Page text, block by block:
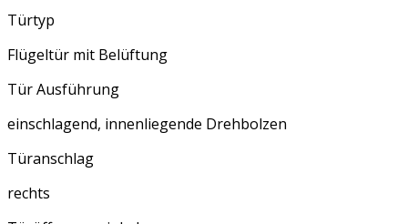
Türtyp
Flügeltür mit Belüftung
Tür Ausführung
einschlagend, innenliegende Drehbolzen
Türanschlag
rechts